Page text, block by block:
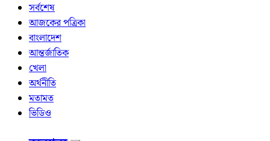
সর্বশেষ
আজকের পত্রিকা
বাংলাদেশ
আন্তর্জাতিক
খেলা
অর্থনীতি
মতামত
ভিডিও